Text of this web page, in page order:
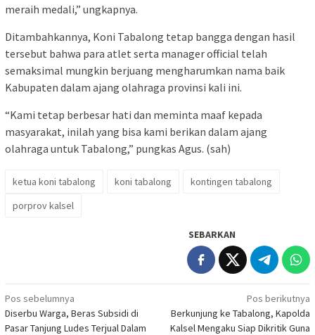
meraih medali,” ungkapnya.
Ditambahkannya, Koni Tabalong tetap bangga dengan hasil
tersebut bahwa para atlet serta manager official telah
semaksimal mungkin berjuang mengharumkan nama baik
Kabupaten dalam ajang olahraga provinsi kali ini.
“Kami tetap berbesar hati dan meminta maaf kepada
masyarakat, inilah yang bisa kami berikan dalam ajang
olahraga untuk Tabalong,” pungkas Agus. (sah)
ketua koni tabalong koni tabalong
kontingen tabalong
porprov kalsel
SEBARKAN
Navigasi
pos
Pos sebelumnya
Diserbu Warga, Beras Subsidi di
Pasar Tanjung Ludes Terjual Dalam
Pos berikutnya
Berkunjung ke Tabalong, Kapolda
Kalsel Mengaku Siap Dikritik Guna